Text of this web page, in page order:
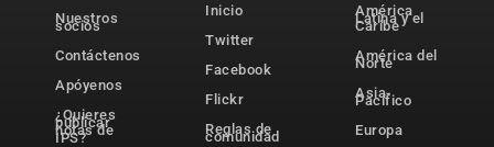
Nuestros
socios
Contáctenos
Apóyenos
¿Quieres
publicar
notas de
IPS?
Inicio
Twitter
Facebook
Flickr
Reglas de
comunidad
América
Latina y el
Caribe
América del
Norte
Asia-
Pacífico
Europa